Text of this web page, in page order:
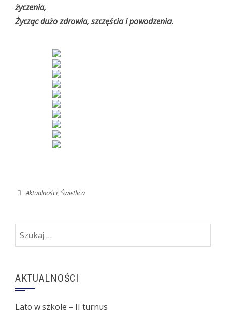
życzenia,
Życząc dużo zdrowia, szczęścia i powodzenia.
Aktualności,Świetlica
Szukaj:
AKTUALNOŚCI
Lato w szkole – II turnus